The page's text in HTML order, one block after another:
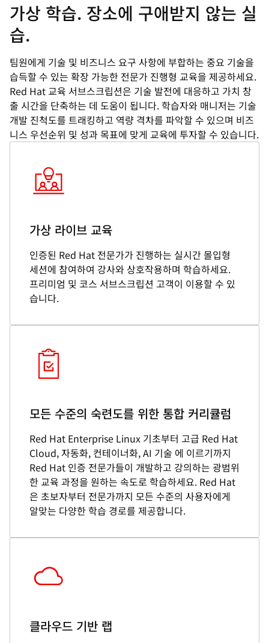
가상 학습. 장소에 구애받지 않는 실
습.
팀원에게 기술 및 비즈니스 요구 사항에 부합하는 중요 기술을
습득할 수 있는 확장 가능한 전문가 진행형 교육을 제공하세요.
Red Hat 교육 서브스크립션은 기술 발전에 대응하고 가치 창
출 시간을 단축하는 데 도움이 됩니다. 학습자와 매니저는 기술
개발 진척도를 트래킹하고 역량 격차를 파악할 수 있으며 비즈
니스 우선순위 및 성과 목표에 맞게 교육에 투자할 수 있습니다.
가상 라이브 교육
인증된 Red Hat 전문가가 진행하는 실시간 몰입형
세션에 참여하여 강사와 상호작용하며 학습하세요.
프리미엄 및 코스 서브스크립션 고객이 이용할 수 있
습니다.
모든 수준의 숙련도를 위한 통합 커리큘럼
Red Hat Enterprise Linux 기초부터 고급 Red Hat
Cloud, 자동화, 컨테이너화, AI 기술 에 이르기까지
Red Hat 인증 전문가들이 개발하고 강의하는 광범위
한 교육 과정을 원하는 속도로 학습하세요. Red Hat
은 초보자부터 전문가까지 모든 수준의 사용자에게
알맞는 다양한 학습 경로를 제공합니다.
클라우드 기반 랩